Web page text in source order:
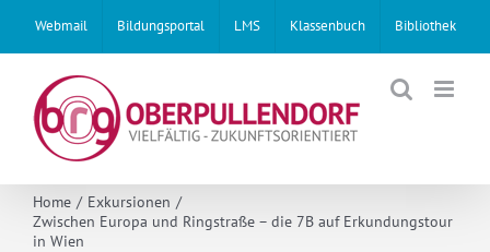
content
Webmail Bildungsportal LMS Klassenbuch Bibliothek
Home
Exkursionen
Zwischen Europa und Ringstraße – die 7B auf Erkundungstour
in Wien